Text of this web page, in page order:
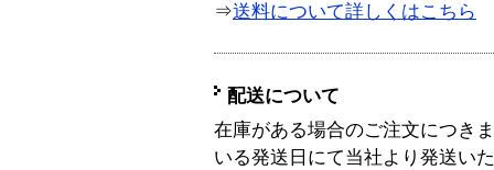
⇒送料について詳しくはこちら
配送について
在庫がある場合のご注文につき
いる発送日にて当社より発送い